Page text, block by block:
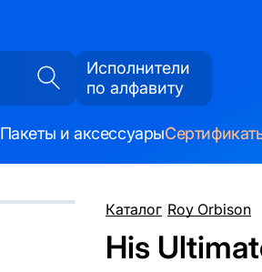
Исполнители
по алфавиту
Пакеты и аксессуары
Каталог/Roy Orbison
His